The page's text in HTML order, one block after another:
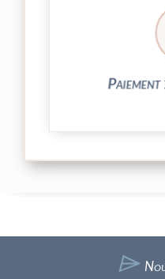
Vos
entièrement
crypté de
⌲